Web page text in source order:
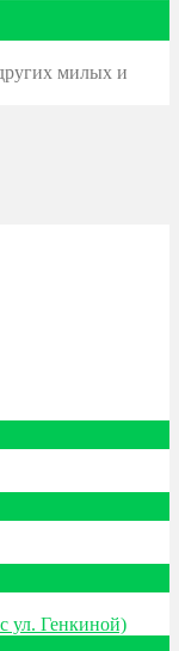
милых и
ул. Генкиной)